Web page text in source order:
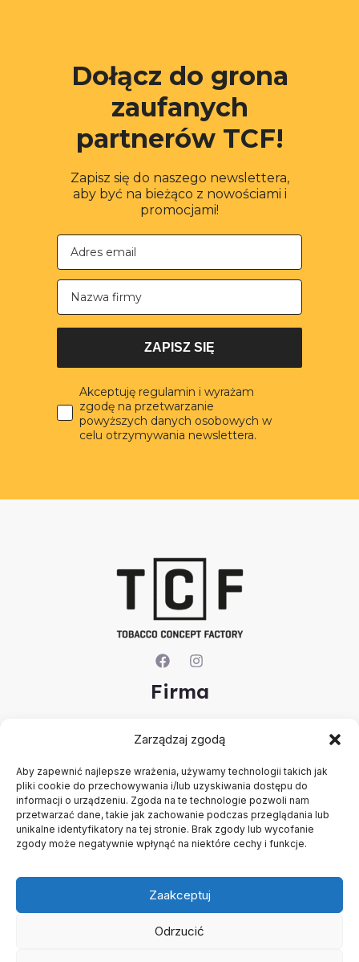
Zarządzaj zgodą
Aby zapewnić najlepsze wrażenia, używamy technologii takich jak
pliki cookie do przechowywania i/lub uzyskiwania dostępu do
informacji o urządzeniu. Zgoda na te technologie pozwoli nam
przetwarzać dane, takie jak zachowanie podczas przeglądania lub
unikalne identyfikatory na tej stronie. Brak zgody lub wycofanie
zgody może negatywnie wpłynąć na niektóre cechy i funkcje.
Zaakceptuj
Odrzucić
Dołącz do grona
zaufanych
partnerów TCF!
Zapisz się do naszego newslettera,
aby być na bieżąco z nowościami i
promocjami!
Nazwa firmy
ZAPISZ SIĘ
Akceptuję regulamin i wyrażam
zgodę na przetwarzanie
powyższych danych osobowych w
celu otrzymywania newslettera.
Firma
Kontakt
Konto
Polityka prywatności
Regulamin
Copyright © 2026 B2B - Panel Hurtowy - TCF - Tobacco